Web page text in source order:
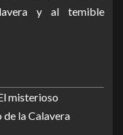
y al temible
misterioso
la Calavera